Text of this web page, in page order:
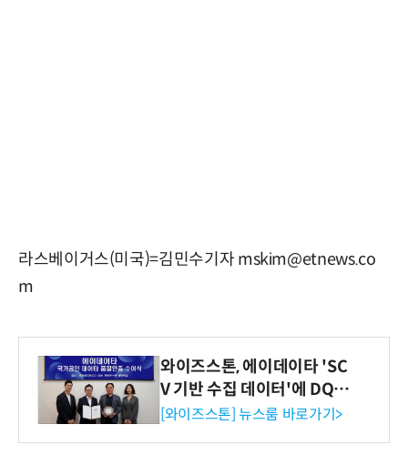
라스베이거스(미국)=김민수기자 mskim@etnews.co
m
와이즈스톤, 에이데이타 'SC
V 기반 수집 데이터'에 DQ인
증 최고 등급 수여
[와이즈스톤] 뉴스룸 바로가기>